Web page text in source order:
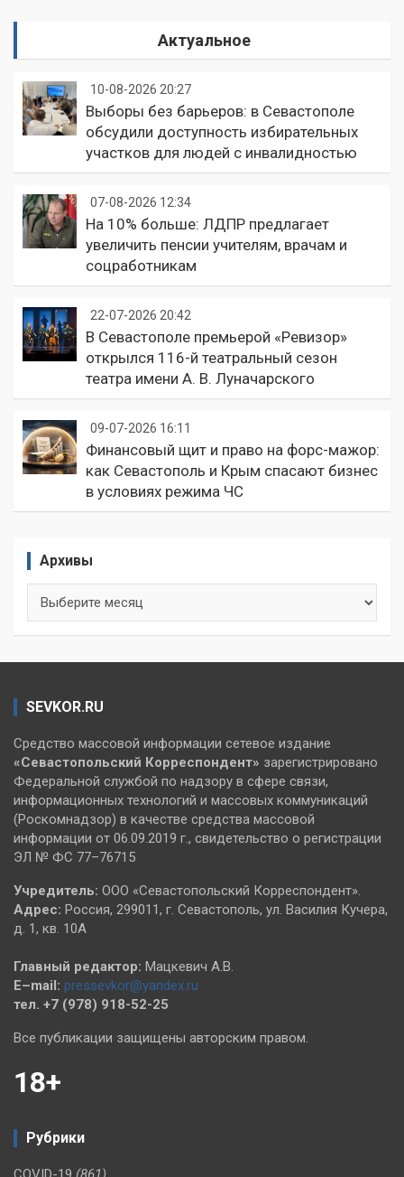
Актуальное
10-08-2026 20:27
Выборы без барьеров: в Севастополе
обсудили доступность избирательных
участков для людей с инвалидностью
07-08-2026 12:34
На 10% больше: ЛДПР предлагает
увеличить пенсии учителям, врачам и
соцработникам
22-07-2026 20:42
В Севастополе премьерой «Ревизор»
открылся 116-й театральный сезон
театра имени А. В. Луначарского
09-07-2026 16:11
Финансовый щит и право на форс-мажор:
как Севастополь и Крым спасают бизнес
в условиях режима ЧС
Архивы
SEVKOR.RU
Средство массовой информации сетевое издание
«Севастопольский Корреспондент» зарегистрировано
Федеральной службой по надзору в сфере связи,
информационных технологий и массовых коммуникаций
(Роскомнадзор) в качестве средства массовой
информации от 06.09.2019 г., свидетельство о регистрации
ЭЛ № ФС 77–76715
Учредитель: ООО «Севастопольский Корреспондент».
Адрес: Россия, 299011, г. Севастополь, ул. Василия Кучера,
д. 1, кв. 10А
Главный редактор: Мацкевич А.В.
E–mail: pressevkor@yandex.ru
тел. +7 (978) 918-52-25
Все публикации защищены авторским правом.
18+
Рубрики